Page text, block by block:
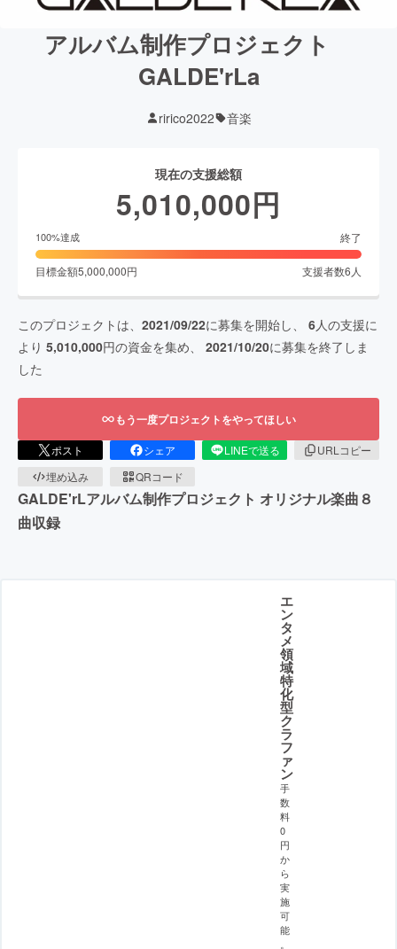
アルバム制作プロジェクト
GALDE'rLa
ririco2022 音楽
現在の支援総額
5,010,000円
100%達成 終了
目標金額5,000,000円 支援者数6 人
このプロジェクトは、 2021/09/22に募集を開始し、 6人の支援に
より 5,010,000円の資金を集め、 2021/10/20に募集を終了しま
した
もう一度プロジェクトをやってほしい
ポスト シェア LINEで送る
URLコピー
埋め込み
QRコード
GALDE'rLアルバム制作プロジェクト オリジナル楽曲８
曲収録
エ
ン
タ
メ
領
域
特
化
型
ク
ラ
フ
ァ
ン
手
数
料
0
円
か
ら
実
施
可
能